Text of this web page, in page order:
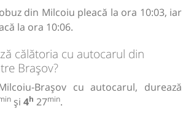
din Milcoiu pleacă la ora 10:03, iar
la ora 10:06.
călătoria cu autocarul din
Brașov?
Brașov cu autocarul, durează
și 4h 27min.